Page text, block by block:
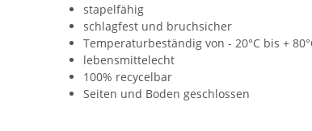
stapelfähig
schlagfest und bruchsicher
Temperaturbeständig von - 20°C bis +
lebensmittelecht
100% recycelbar
Seiten und Boden geschlossen